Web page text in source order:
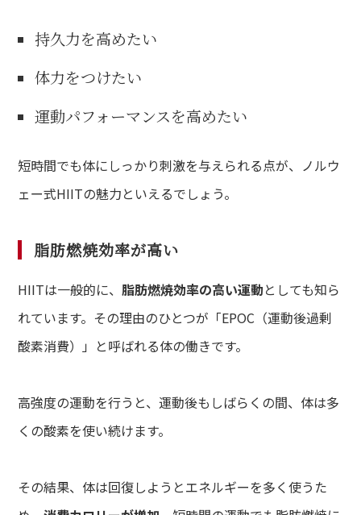
持久力を高めたい
体力をつけたい
運動パフォーマンスを高めたい
短時間でも体にしっかり刺激を与えられる点が、ノルウ
ェー式HIITの魅力といえるでしょう。
脂肪燃焼効率が高い
HIITは一般的に、脂肪燃焼効率の高い運動としても知ら
れています。その理由のひとつが「EPOC（運動後過剰
酸素消費）」と呼ばれる体の働きです。
高強度の運動を行うと、運動後もしばらくの間、体は多
くの酸素を使い続けます。
その結果、体は回復しようとエネルギーを多く使うた